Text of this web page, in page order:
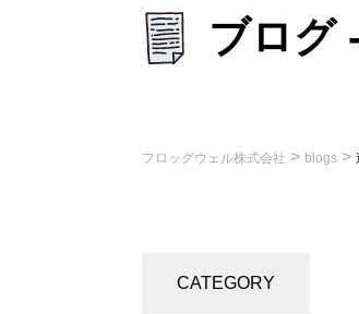
ブログ
フロッグウェル株式会社 > blogs >
CATEGORY